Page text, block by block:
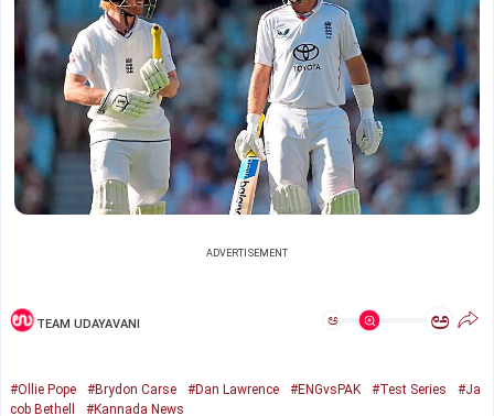
ADVERTISEMENT
TEAM UDAYAVANI ಅ ಅ
#Ollie Pope #Brydon Carse #Dan Lawrence #ENGvsPAK #Test Series
#Ja
cob Bethell
#Kannada News